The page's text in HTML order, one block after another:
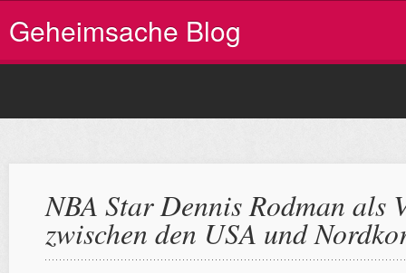
Geheimsache Blog
NBA Star Dennis Rodman als
zwischen den USA und